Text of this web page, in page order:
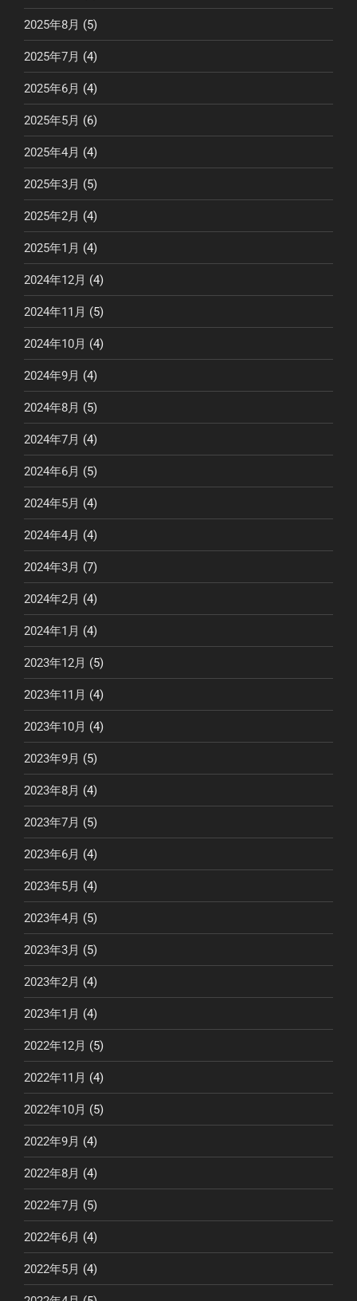
2025年8月 (5)
2025年7月 (4)
2025年6月 (4)
2025年5月 (6)
2025年4月 (4)
2025年3月 (5)
2025年2月 (4)
2025年1月 (4)
2024年12月 (4)
2024年11月 (5)
2024年10月 (4)
2024年9月 (4)
2024年8月 (5)
2024年7月 (4)
2024年6月 (5)
2024年5月 (4)
2024年4月 (4)
2024年3月 (7)
2024年2月 (4)
2024年1月 (4)
2023年12月 (5)
2023年11月 (4)
2023年10月 (4)
2023年9月 (5)
2023年8月 (4)
2023年7月 (5)
2023年6月 (4)
2023年5月 (4)
2023年4月 (5)
2023年3月 (5)
2023年2月 (4)
2023年1月 (4)
2022年12月 (5)
2022年11月 (4)
2022年10月 (5)
2022年9月 (4)
2022年8月 (4)
2022年7月 (5)
2022年6月 (4)
2022年5月 (4)